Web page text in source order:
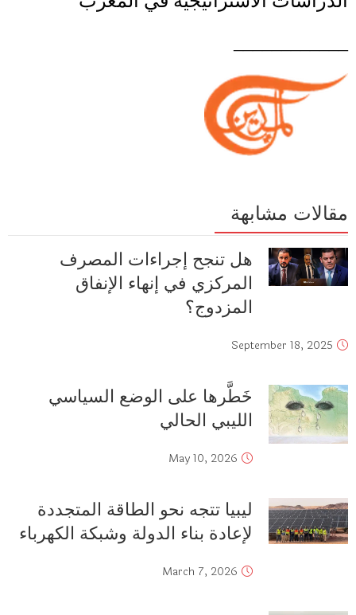
مقالات مشابهة
هل تنجح إجراءات المصرف
المركزي في إنهاء الإنفاق
المزدوج؟
September 18, 2025
خَطَّرها على الوضع السياسي
الليبي الحالي
May 10, 2026
ليبيا تتجه نحو الطاقة المتجددة
لإعادة بناء الدولة وشبكة الكهرباء
March 7, 2026